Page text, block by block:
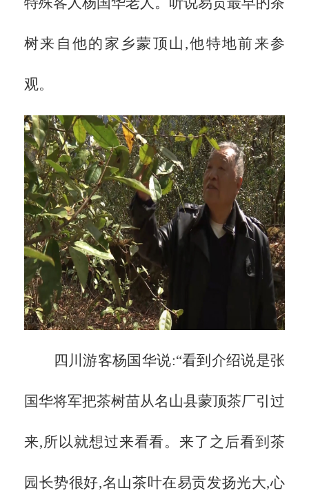
树来自他的家乡蒙顶山,他特地前来参
观。
四川游客杨国华说:“看到介绍说是张
国华将军把茶树苗从名山县蒙顶茶厂引过
来,所以就想过来看看。来了之后看到茶
园长势很好,名山茶叶在易贡发扬光大,心